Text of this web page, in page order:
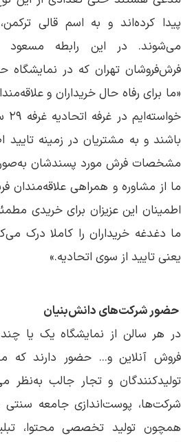
پیدا کرده‌اند و به اسم قالی
می‌شوند. در این رابطه مسعود
فرش‌فروشان تهران که در نمایشگاه
«ما برای رفاه حال خریداران و
باشند و به مشتریان در زمینه تایید
مشخصات فرش مورد پسندشان
ما از مشاوره و همراهی
اطمینان این عزیزان برای خریدی
ما دغدغه خریداران را کاملا درک
یعنی تایید از سوی اتحادیه.»
حضور شرکت‌های دانش‌بنیان
در هر سالن از نمایشگاه یک یا
فروش آنلاین و‌... حضور دارند که
تولیدکنندگان و تجار جالب به‌نظر
شرکت‌ها، پوست‌اندازی جامعه سنتی
همچون تولید تخصصی محتوا،